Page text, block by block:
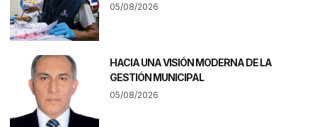
05/08/2026
HACIA UNA VISIÓN MODERNA DE LA
GESTIÓN MUNICIPAL
05/08/2026